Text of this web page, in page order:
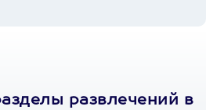
развлечений в